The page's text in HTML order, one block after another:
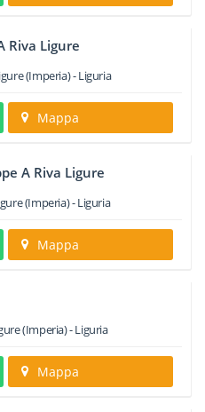
Riva Ligure
(Imperia) -Liguria
Mappa
A Riva Ligure
(Imperia) -Liguria
Mappa
(Imperia) -Liguria
Mappa